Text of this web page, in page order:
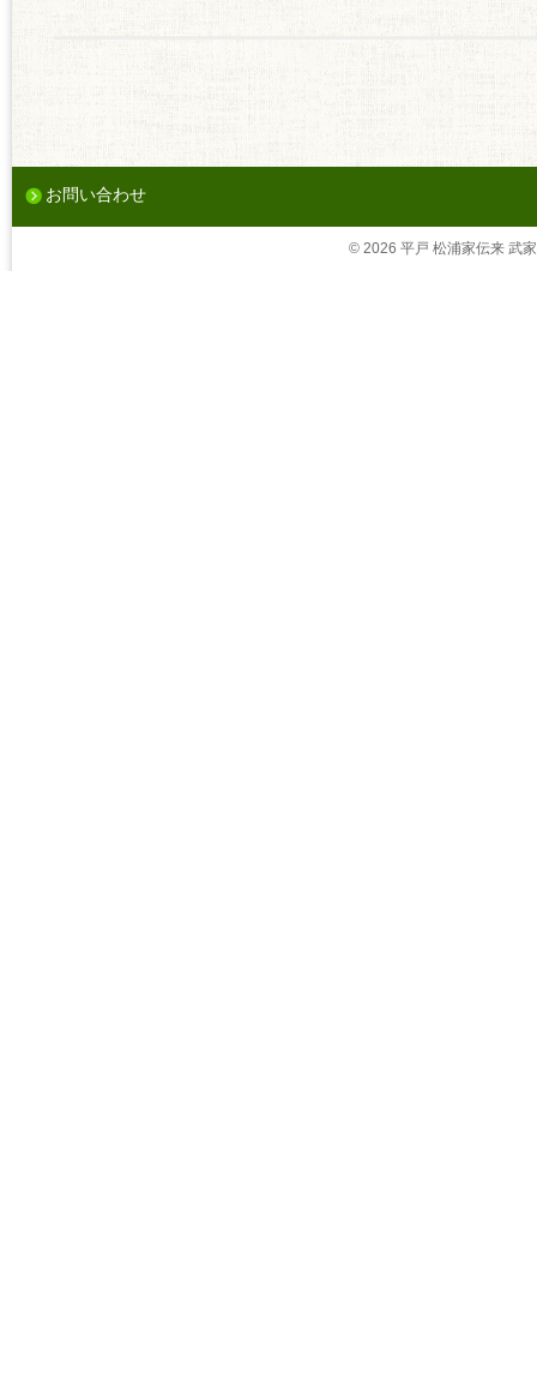
お問い合わせ
© 2026 平戸 松浦家伝来 武